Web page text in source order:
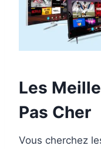
Les
Pas Cher
Vous cherchez